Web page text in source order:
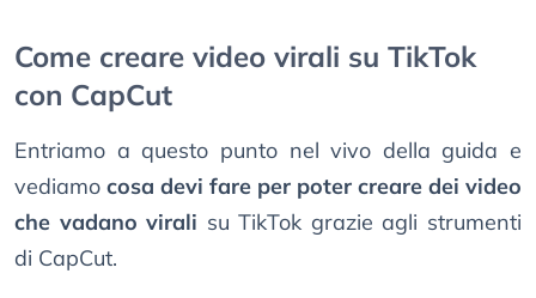
Come creare video virali su TikTok
con CapCut
Entriamo a questo punto nel vivo della guida e
vediamo cosa devi fare per poter creare dei video
che vadano virali su TikTok grazie agli strumenti
di CapCut.